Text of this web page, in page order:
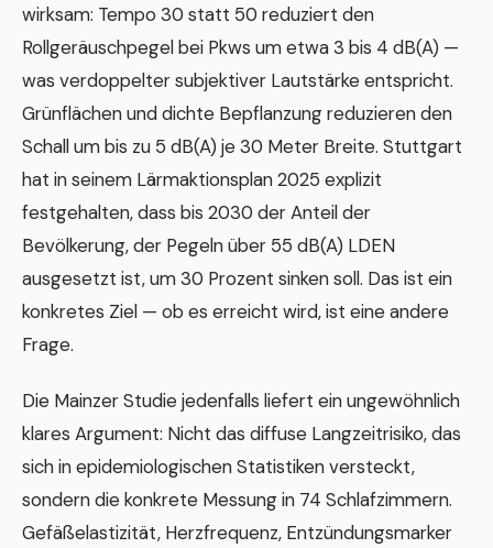
wirksam: Tempo 30 statt 50 reduziert den
Rollgeräuschpegel bei Pkws um etwa 3 bis 4 dB(A) —
was verdoppelter subjektiver Lautstärke entspricht.
Grünflächen und dichte Bepflanzung reduzieren den
Schall um bis zu 5 dB(A) je 30 Meter Breite. Stuttgart
hat in seinem Lärmaktionsplan 2025 explizit
festgehalten, dass bis 2030 der Anteil der
Bevölkerung, der Pegeln über 55 dB(A) LDEN
ausgesetzt ist, um 30 Prozent sinken soll. Das ist ein
konkretes Ziel — ob es erreicht wird, ist eine andere
Frage.
Die Mainzer Studie jedenfalls liefert ein ungewöhnlich
klares Argument: Nicht das diffuse Langzeitrisiko, das
sich in epidemiologischen Statistiken versteckt,
sondern die konkrete Messung in 74 Schlafzimmern.
Gefäßelastizität, Herzfrequenz, Entzündungsmarker